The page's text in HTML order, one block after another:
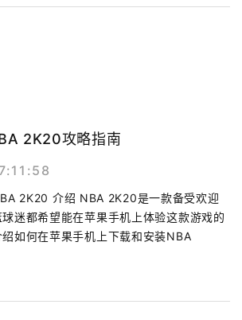
2K20攻略指南
2K20 介绍 NBA 2K20是一款备受欢迎
迷都希望能在苹果手机上体验这款游戏的
如何在苹果手机上下载和安装NBA